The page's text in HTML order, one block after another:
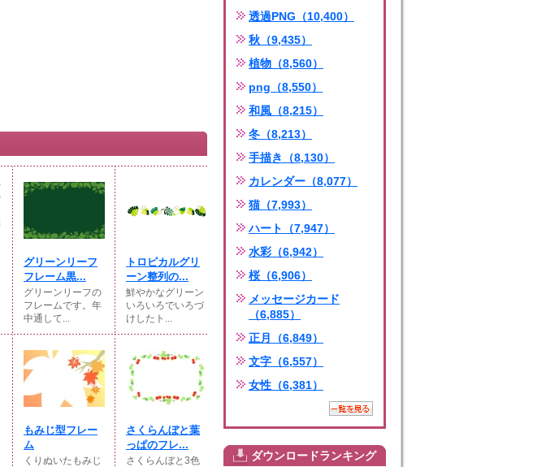
グリーンリーフ
フレーム黒...
グリーンリーフの
フレームです。年
中通して...
トロピカルグリ
ーン整列の...
鮮やかなグリーン
いろいろでいろづ
けしたト...
もみじ型フレー
ム
くりぬいたもみじ
さくらんぼと葉
っぱのフレ...
さくらんぼと3色
透過PNG（10,400）
秋（9,435）
植物（8,560）
png（8,550）
和風（8,215）
冬（8,213）
手描き（8,130）
カレンダー（8,077）
猫（7,993）
ハート（7,947）
水彩（6,942）
桜（6,906）
メッセージカード
（6,885）
正月（6,849）
文字（6,557）
女性（6,381）
ダウンロードランキング